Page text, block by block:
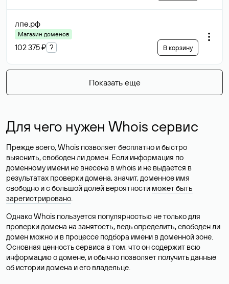
лпе.рф
Магазин доменов
102 375 ₽ ? В корзину
Показать еще
Для чего нужен Whois сервис
Прежде всего, Whois позволяет бесплатно и быстро
выяснить, свободен ли домен. Если информация по
доменному имени не внесена в whois и не выдается в
результатах проверки домена, значит, доменное имя
свободно и с большой долей вероятности может быть
зарегистрировано.
Однако Whois пользуется популярностью не только для
проверки домена на занятость, ведь определить, свободен ли
домен можно и в процессе подбора имени в доменной зоне.
Основная ценность сервиса в том, что он содержит всю
информацию о домене, и обычно позволяет получить данные
об истории домена и его владельце.